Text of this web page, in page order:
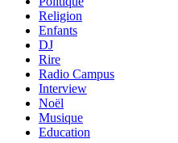
Religion
Enfants
DJ
Rire
Radio Campus
Interview
Noël
Musique
Education